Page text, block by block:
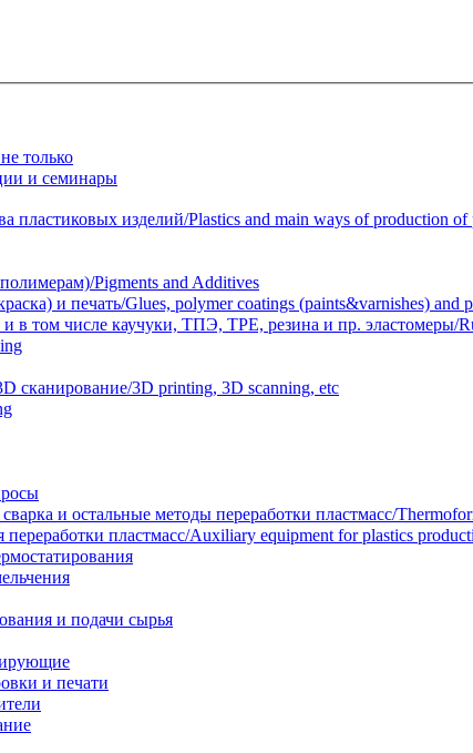
только
и семинары
пластиковых изделий/Plastics and main ways of production of
Pigments and Additives
и печать/Glues, polymer coatings (paints&varnishes) and
том числе каучуки, ТПЭ, TPE, резина и пр. эластомеры/
сканирование/3D printing, 3D scanning, etc
и остальные методы переработки пластмасс/
пластмасс/Auxiliary equipment for plastics
и подачи сырья
и печати